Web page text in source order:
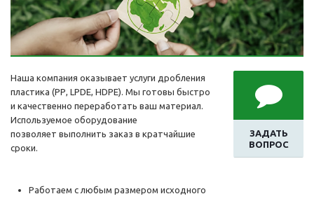
ЗАДАТЬ
ВОПРОС
Наша компания оказывает услуги дробления
пластика (РР, LPDE, HDPE). Мы готовы быстро
и качественно переработать ваш материал.
Используемое оборудование
позволяет выполнить заказ в кратчайшие
сроки.
Работаем с любым размером исходного